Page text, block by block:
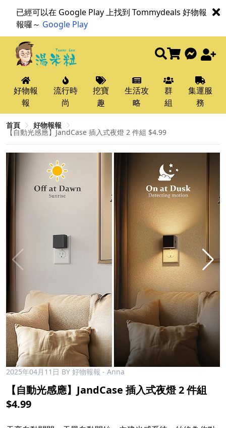
已經可以在 Google Play 上找到 Tommydeals 好物報
報囉～ Google Play
好物報
報
流行時
尚
挖寶
趣
生活攻
略
群
組
集運服
務
首頁 好物報報
【自動光感應】JandCase 插入式夜燈 2 件組 $4.99
2025年04月11日 BY 好物報報 - Anna
【自動光感應】JandCase 插入式夜燈 2 件組
$4.99